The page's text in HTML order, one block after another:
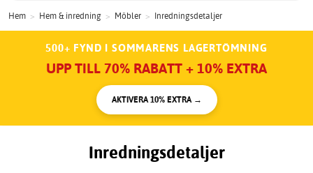
Hem > Hem & inredning > Möbler > Inredningsdetaljer
500+ FYND I SOMMARENS LAGERTÖMNING
UPP TILL 70% RABATT + 10% EXTRA
AKTIVERA 10% EXTRA →
Inredningsdetaljer